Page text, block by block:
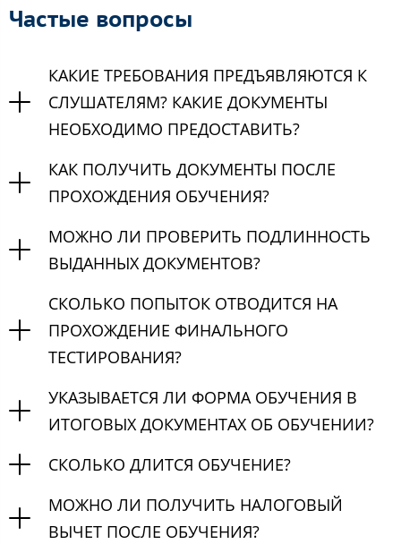
Частые вопросы
КАКИЕ ТРЕБОВАНИЯ ПРЕДЪЯВЛЯЮТСЯ К
СЛУШАТЕЛЯМ? КАКИЕ ДОКУМЕНТЫ
НЕОБХОДИМО ПРЕДОСТАВИТЬ?
КАК ПОЛУЧИТЬ ДОКУМЕНТЫ ПОСЛЕ
ПРОХОЖДЕНИЯ ОБУЧЕНИЯ?
МОЖНО ЛИ ПРОВЕРИТЬ ПОДЛИННОСТЬ
ВЫДАННЫХ ДОКУМЕНТОВ?
СКОЛЬКО ПОПЫТОК ОТВОДИТСЯ НА
ПРОХОЖДЕНИЕ ФИНАЛЬНОГО
ТЕСТИРОВАНИЯ?
УКАЗЫВАЕТСЯ ЛИ ФОРМА ОБУЧЕНИЯ В
ИТОГОВЫХ ДОКУМЕНТАХ ОБ ОБУЧЕНИИ?
СКОЛЬКО ДЛИТСЯ ОБУЧЕНИЕ?
МОЖНО ЛИ ПОЛУЧИТЬ НАЛОГОВЫЙ
ВЫЧЕТ ПОСЛЕ ОБУЧЕНИЯ?